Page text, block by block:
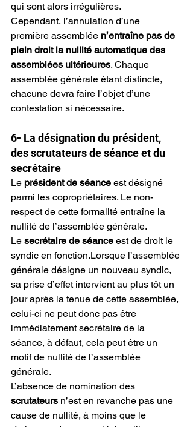
qui sont alors irrégulières.
Cependant, l’annulation d’une
première assemblée n’entraîne pas de
plein droit la nullité automatique des
assemblées ultérieures. Chaque
assemblée générale étant distincte,
chacune devra faire l’objet d’une
contestation si nécessaire.
6- La désignation du président,
des scrutateurs de séance et du
secrétaire
Le président de séance est désigné
parmi les copropriétaires. Le non-
respect de cette formalité entraîne la
nullité de l’assemblée générale.
Le secrétaire de séance est de droit le
syndic en fonction.Lorsque l’assemblée
générale désigne un nouveau syndic,
sa prise d’effet intervient au plus tôt un
jour après la tenue de cette assemblée,
celui-ci ne peut donc pas être
immédiatement secrétaire de la
séance, à défaut, cela peut être un
motif de nullité de l’assemblée
générale.
L’absence de nomination des
scrutateurs n’est en revanche pas une
cause de nullité, à moins que le